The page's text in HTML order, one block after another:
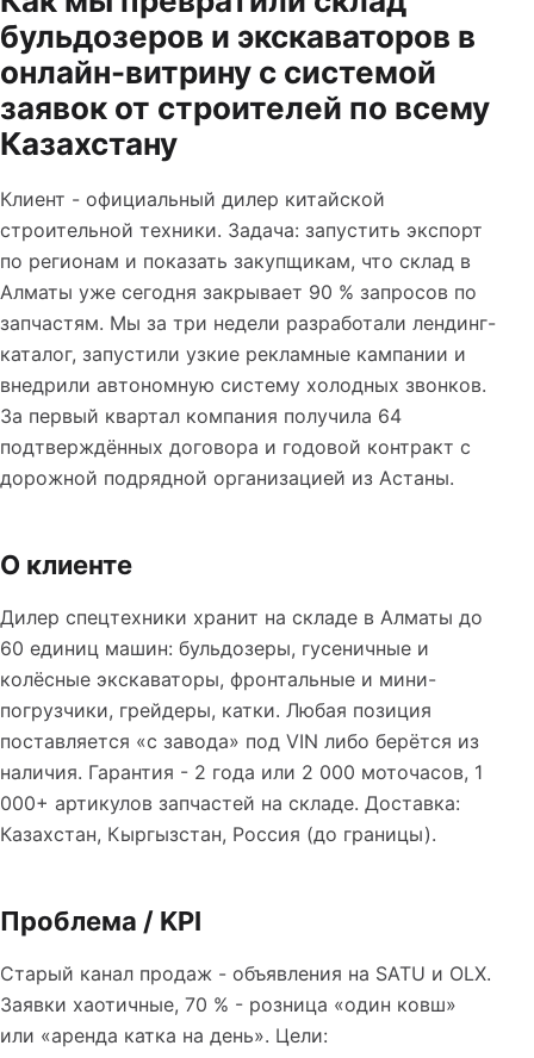
бульдозеров и экскаваторов в
онлайн-витрину с системой
заявок от строителей по всему
Казахстану
Клиент - официальный дилер китайской
строительной техники. Задача: запустить экспорт
по регионам и показать закупщикам, что склад в
Алматы уже сегодня закрывает 90 % запросов по
запчастям. Мы за три недели разработали лендинг-
каталог, запустили узкие рекламные кампании и
внедрили автономную систему холодных звонков.
За первый квартал компания получила 64
подтверждённых договора и годовой контракт с
дорожной подрядной организацией из Астаны.
О клиенте
Дилер спецтехники хранит на складе в Алматы до
60 единиц машин: бульдозеры, гусеничные и
колёсные экскаваторы, фронтальные и мини-
погрузчики, грейдеры, катки. Любая позиция
поставляется «с завода» под VIN либо берётся из
наличия. Гарантия - 2 года или 2 000 моточасов, 1
000+ артикулов запчастей на складе. Доставка:
Казахстан, Кыргызстан, Россия (до границы).
Проблема / KPI
Старый канал продаж - объявления на SATU и OLX.
Заявки хаотичные, 70 % - розница «один ковш»
или «аренда катка на день». Цели: